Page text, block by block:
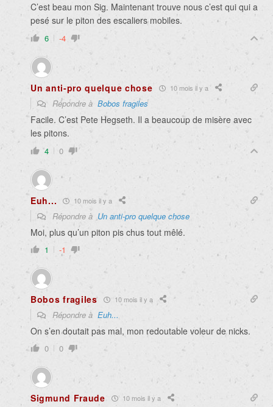
C’est beau mon Sig. Maintenant trouve nous c’est qui qui a
pesé sur le piton des escaliers mobiles.
6 -4
Un anti-pro quelque chose 10 mois il y a
Répondre à Bobos fragiles
Facile. C’est Pete Hegseth. Il a beaucoup de misère avec
les pitons.
4 0
Euh... 10 mois il y a
Répondre à Un anti-pro quelque chose
Moi, plus qu’un piton pis chus tout mêlé.
1 -1
Bobos fragiles 10 mois il y a
Répondre à Euh...
On s’en doutait pas mal, mon redoutable voleur de nicks.
0 0
Sigmund Fraude 10 mois il y a